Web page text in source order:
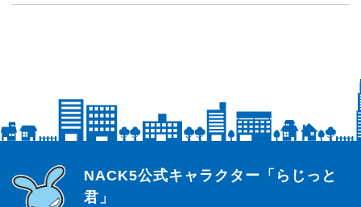
らじっと君
NACK5公式キャラクター「らじっと
君」